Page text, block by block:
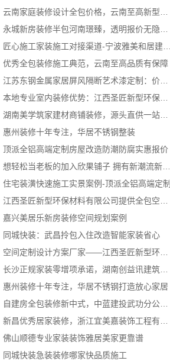
优秀全包装修施工典范，云南至高品质有保障
惠州装修十年专注，华居不锈钢整装
顶派全铝高端定制房屋改造防潮防腐实惠报价
住宅装潢快速施工实景案例-顶派全铝高端定制
嘉兴美居乐新房装修空间规划案例
同城快装：武昌拎包入住改造智能家装省心
惠州装修十年专注，华居不锈钢打造放心家居
佛山顺德专业家装装饰雅居美家更靠谱
同城快装急装装修哪家快品质施工